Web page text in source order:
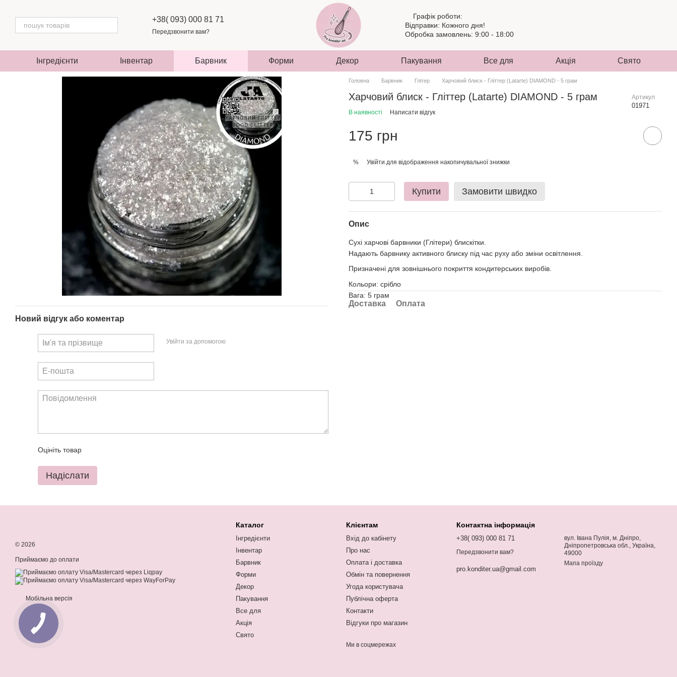
+38( 093) 000 81 71
Передзвонити вам?
Графік роботи:
Відправки: Кожного дня!
Обробка замовлень: 9:00 - 18:00
Інгредієнти Інвентар Барвник Форми Декор Пакування Все для Акція Свято
Новий відгук або коментар
Увійти за допомогою
Оцініть товар
Надіслати
Головна Барвник Глітер Харчовий блиск - Гліттер (Latarte) DIAMOND - 5 грам
Харчовий блиск - Гліттер (Latarte) DIAMOND - 5 грам Артикул
01971
В наявності Написати відгук
175 грн
% Увійти для відображення накопичувальної знижки
Купити Замовити швидко
Опис
Сухі харчові барвники (Глітери) блискітки.
Надають барвнику активного блиску під час руху або зміни освітлення.
Призначені для зовнішнього покриття кондитерських виробів.
Кольори: срібло
Вага: 5 грам
Доставка Оплата
© 2026
Приймаємо до оплати
Мобільна версія
Каталог
Інгредієнти
Інвентар
Барвник
Форми
Декор
Пакування
Все для
Акція
Свято
Клієнтам
Вхід до кабінету
Про нас
Оплата і доставка
Обмін та повернення
Угода користувача
Публічна оферта
Контакти
Відгуки про магазин
Ми в соцмережах
Контактна інформація
+38( 093) 000 81 71
Передзвонити вам?
pro.konditer.ua@gmail.com
вул. Івана Пулія, м. Дніпро,
Дніпропетровська обл., Україна,
49000
Мапа проїзду